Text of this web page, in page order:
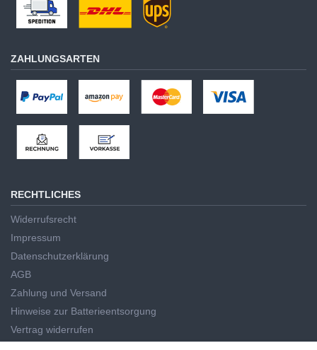
ZAHLUNGSARTEN
RECHTLICHES
Widerrufsrecht
Impressum
Datenschutzerklärung
AGB
Zahlung und Versand
Hinweise zur Batterieentsorgung
Vertrag widerrufen